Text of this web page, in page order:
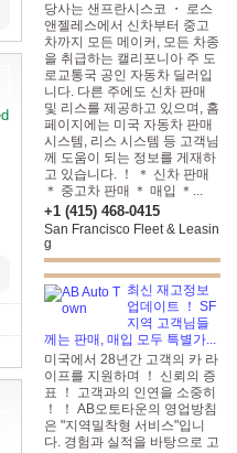
당사는 샌프란시스코 ・ 로스
앤젤레스에서 신차부터 중고
차까지 모든 메이커, 모든 차종
을 취급하는 캘리포니아 주 도
로교통국 공인 자동차 딜러입
니다. 다른 주에도 신차 판매
및 리스를 제공하고 있으며, 홈
페이지에는 미국 자동차 판매
시스템, 리스 시스템 등 고객님
께 도움이 되는 정보를 게재하
고 있습니다. ！ ＊ 신차 판매
＊ 중고차 판매 ＊ 매입 ＊...
+1 (415) 468-0415
San Francisco Fleet & Leasin
g
최신 재고정보
업데이트 ！ SF
지역 고객님들
께는 판매, 매입 모두 특별가...
미국에서 28년간 고객의 카 라
이프를 지원하며 ！ 신뢰의 증
표 ！ 고객과의 인연을 소중히
！ ！ AB오토타운의 영업방침
은 "지역밀착형 서비스"입니
다. 경험과 실적을 바탕으로 고